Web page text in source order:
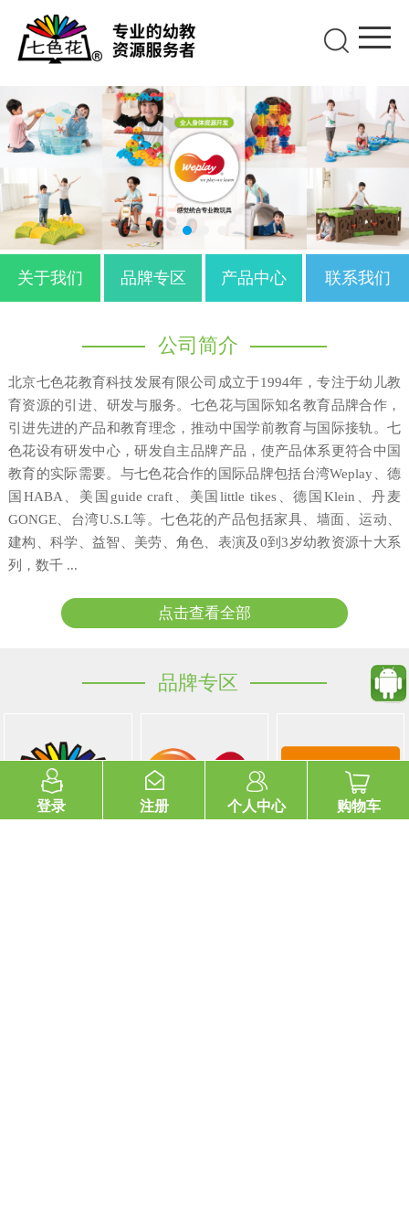
登录 注册 个人中心 购物车
关于我们 品牌专区 产品中心 联系我们
公司简介
北京七色花教育科技发展有限公司成立于1994年，专注于幼儿教
育资源的引进、研发与服务。七色花与国际知名教育品牌合作，
引进先进的产品和教育理念，推动中国学前教育与国际接轨。七
色花设有研发中心，研发自主品牌产品，使产品体系更符合中国
教育的实际需要。与七色花合作的国际品牌包括台湾Weplay、德
国HABA、美国guide craft、美国little tikes、德国Klein、丹麦
GONGE、台湾U.S.L等。七色花的产品包括家具、墙面、运动、
建构、科学、益智、美劳、角色、表演及0到3岁幼教资源十大系
列，数千 ...
点击查看全部
品牌专区